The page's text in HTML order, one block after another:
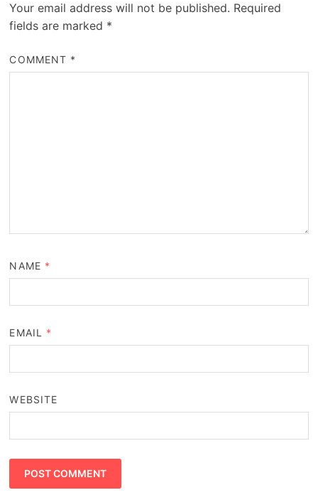
Your email address will not be published. Required
fields are marked *
COMMENT *
NAME *
EMAIL *
WEBSITE